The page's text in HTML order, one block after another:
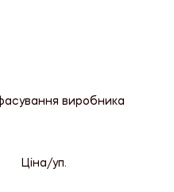
виробника
Ціна/уп.